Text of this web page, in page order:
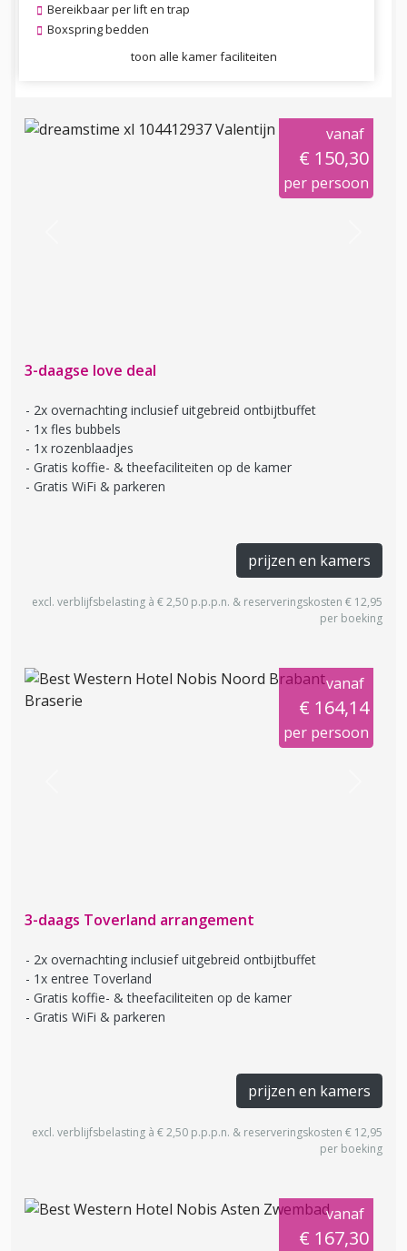
Bereikbaar per lift en trap
Boxspring bedden
toon alle kamer faciliteiten
vanaf
€ 150,30
per persoon
3-daagse love deal
2x overnachting inclusief uitgebreid ontbijtbuffet
1x fles bubbels
1x rozenblaadjes
Gratis koffie- & theefaciliteiten op de kamer
Gratis WiFi & parkeren
prijzen en kamers
excl. verblijfsbelasting à € 2,50 p.p.p.n. & reserveringskosten € 12,95
per boeking
vanaf
€ 164,14
per persoon
3-daags Toverland arrangement
2x overnachting inclusief uitgebreid ontbijtbuffet
1x entree Toverland
Gratis koffie- & theefaciliteiten op de kamer
Gratis WiFi & parkeren
prijzen en kamers
excl. verblijfsbelasting à € 2,50 p.p.p.n. & reserveringskosten € 12,95
per boeking
vanaf
€ 167,30